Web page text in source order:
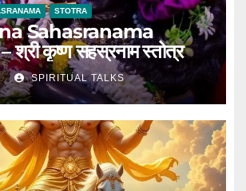
STOTRA
Sahasranama
कृष्ण सहस्रनाम स्तोत्र
SPIRITUAL TALKS